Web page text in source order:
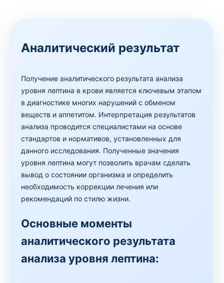
Аналитический результат
Получение аналитического результата анализа
уровня лептина в крови является ключевым этапом
в диагностике многих нарушений с обменом
веществ и аппетитом. Интерпретация результатов
анализа проводится специалистами на основе
стандартов и нормативов, установленных для
данного исследования. Полученные значения
уровня лептина могут позволить врачам сделать
вывод о состоянии организма и определить
необходимость коррекции лечения или
рекомендаций по стилю жизни.
Основные моменты
аналитического результата
анализа уровня лептина: